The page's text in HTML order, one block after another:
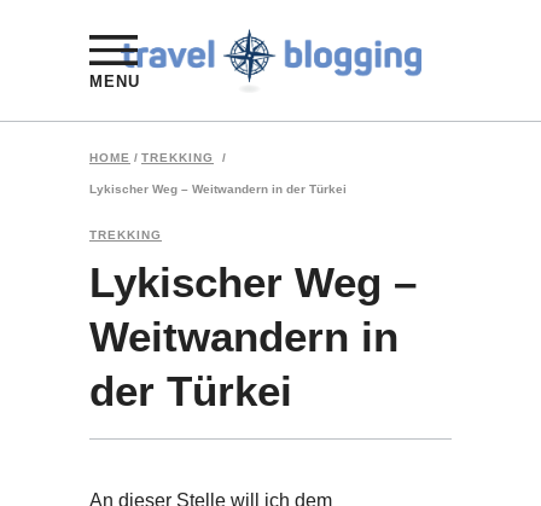
MENU
HOME / TREKKING /
Lykischer Weg – Weitwandern in der Türkei
TREKKING
Lykischer Weg –
Weitwandern in
der Türkei
An dieser Stelle will ich dem